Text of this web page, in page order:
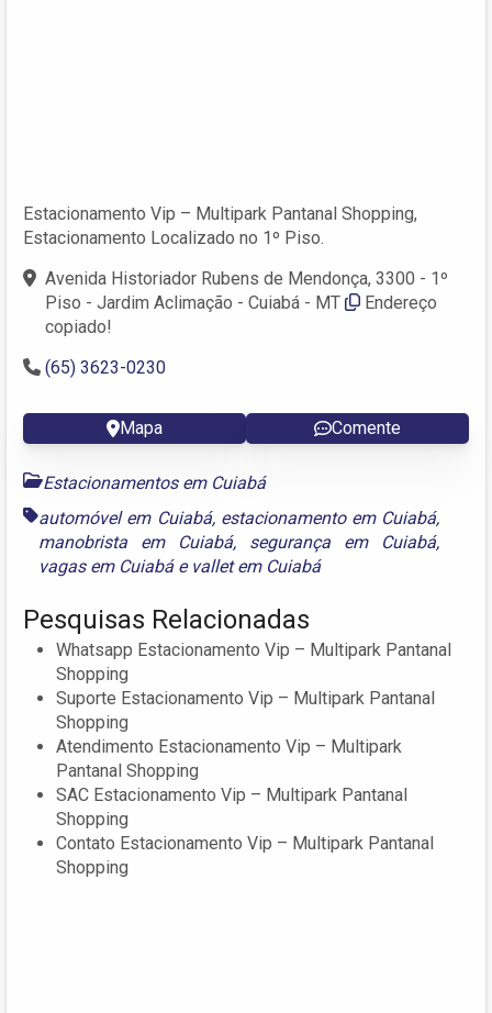
Estacionamento Vip – Multipark Pantanal Shopping,
Estacionamento Localizado no 1º Piso.
Avenida Historiador Rubens de Mendonça, 3300 - 1º
Piso - Jardim Aclimação - Cuiabá - MT
Endereço
copiado!
(65) 3623-0230
Mapa Comente
Estacionamentos em Cuiabá
automóvel em Cuiabá, estacionamento em Cuiabá,
manobrista em Cuiabá, segurança em Cuiabá,
vagas em Cuiabáe vallet em Cuiabá
Pesquisas Relacionadas
Whatsapp Estacionamento Vip – Multipark Pantanal
Shopping
Suporte Estacionamento Vip – Multipark Pantanal
Shopping
Atendimento Estacionamento Vip – Multipark
Pantanal Shopping
SAC Estacionamento Vip – Multipark Pantanal
Shopping
Contato Estacionamento Vip – Multipark Pantanal
Shopping